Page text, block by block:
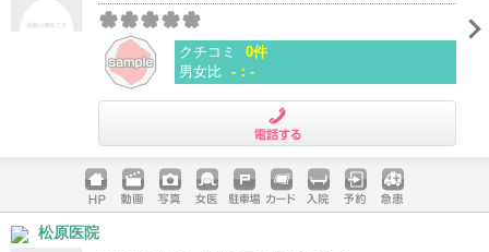
クチコミ
0件
男女比 -：-
ホームペ
ージ
動画 写真 女医 駐車場
クレジッ
入院 予約 急患
松原医院